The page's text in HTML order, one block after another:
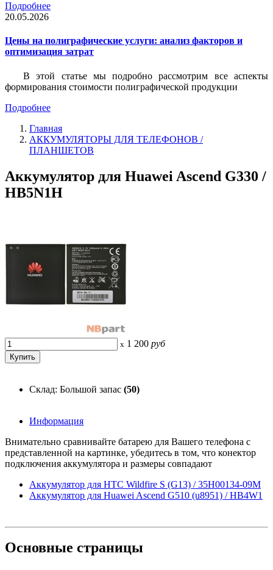
Подробнее
20.05.2026
Цены на полиграфические услуги: анализ факторов и
оптимизация затрат
В этой статье мы подробно рассмотрим все аспекты
формирования стоимости полиграфической продукции
Подробнее
Главная
АККУМУЛЯТОРЫ ДЛЯ ТЕЛЕФОНОВ /
ПЛАНШЕТОВ
Аккумулятор для Huawei Ascend G330 /
HB5N1H
x 1 200 руб
Склад: Большой запас (50)
Информация
Внимательно сравнивайте батарею для Вашего телефона с
представленной на картинке, убедитесь в том, что конектор
подключения аккумулятора и размеры совпадают
Аккумулятор для HTC Wildfire S (G13) / 35H00134-09M
Аккумулятор для Huawei Ascend G510 (u8951) / HB4W1
Основные страницы